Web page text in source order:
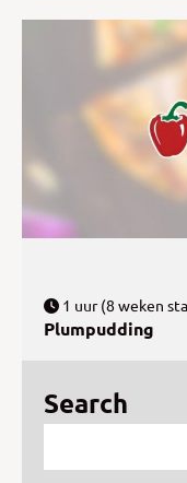
1 uur (8 weken
Plumpudding
Search